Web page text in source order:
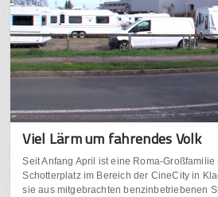
Viel Lärm um fahrendes Volk
Seit Anfang April ist eine Roma-
Schotterplatz im Bereich der CineCity in
sie aus mitgebrachten benzinbetriebenen